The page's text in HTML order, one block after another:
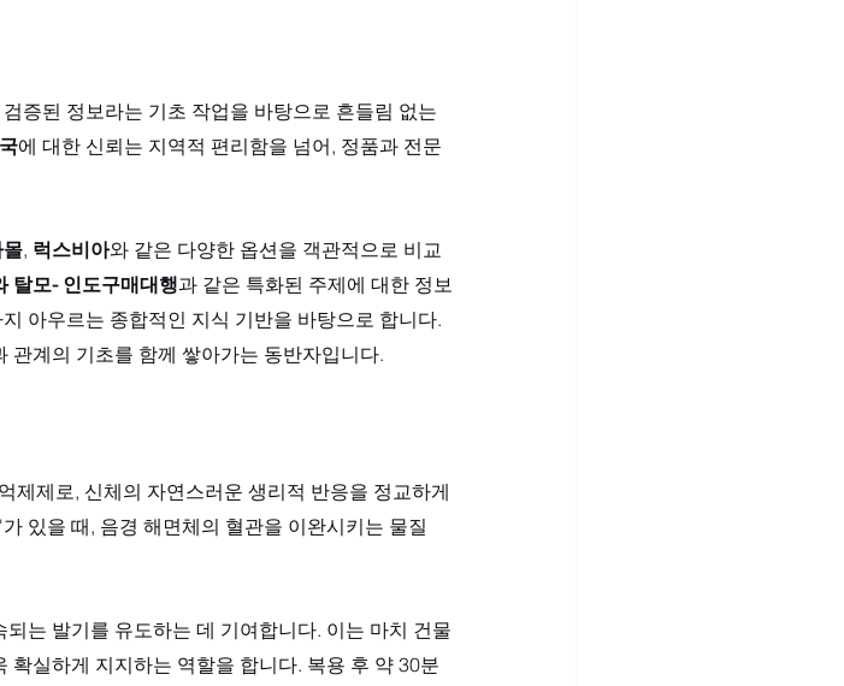
증된 정보라는 기초 작업을 바탕으로 흔들림 없는
에 대한 신뢰는 지역적 편리함을 넘어, 정품과 전문
, 럭스비아와 같은 다양한 옵션을 객관적으로 비교
탈모- 인도구매대행과 같은 특화된 주제에 대한 정보
아우르는 종합적인 지식 기반을 바탕으로 합니다.
관계의 기초를 함께 쌓아가는 동반자입니다.
제제로, 신체의 자연스러운 생리적 반응을 정교하게
있을 때, 음경 해면체의 혈관을 이완시키는 물질
는 발기를 유도하는 데 기여합니다. 이는 마치 건물
실하게 지지하는 역할을 합니다. 복용 후 약 30분